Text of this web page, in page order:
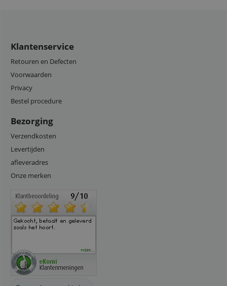
Klantenservice
Retouren en Defecten
Voorwaarden
Privacy
Bestel procedure
Bezorging
Verzendkosten
Levertijden
afleveradres
Onze merken